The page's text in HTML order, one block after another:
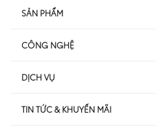
SẢN PHẨM
Hybrid EV
SUV
Sedan
CÔNG NGHỆ
Hybrid
TSS
DỊCH VỤ
Dịch vụ sau bán hàng
TIN TỨC & KHUYẾN MÃI